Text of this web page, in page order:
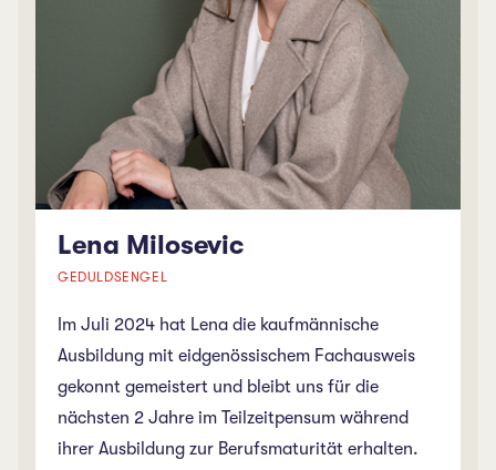
Lena Milosevic
GEDULDSENGEL
Im Juli 2024 hat Lena die kaufmännische
Ausbildung mit eidgenössischem Fachausweis
gekonnt gemeistert und bleibt uns für die
nächsten 2 Jahre im Teilzeitpensum während
ihrer Ausbildung zur Berufsmaturität erhalten.